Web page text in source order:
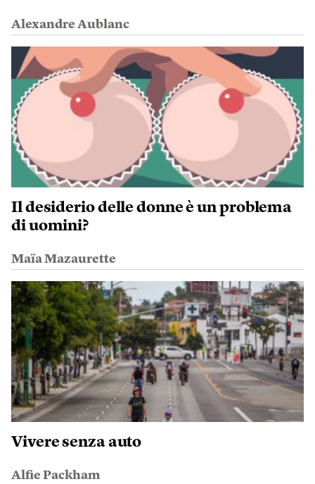
Alexandre Aublanc
Il desiderio delle donne è un problema
di uomini?
Maïa Mazaurette
Vivere senza auto
Alfie Packham